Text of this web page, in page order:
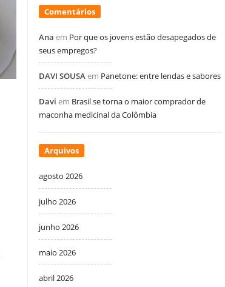
Comentários
Ana em Por que os jovens estão desapegados de
seus empregos?
DAVI SOUSAem Panetone: entre lendas e sabores
Davi em Brasil se torna o maior comprador de
maconha medicinal da Colômbia
Arquivos
agosto 2026
julho 2026
junho 2026
maio 2026
abril 2026